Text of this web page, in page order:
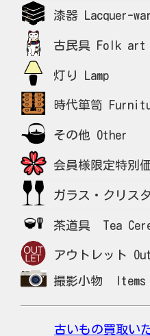
漆器 Lacquer-
古民具 Folk art
灯り Lamp
時代箪笥
その他 Other
会員様限定特別
ガラス・クリ
茶道具 Tea
アウトレット
撮影小物 Items
古いもの買取い